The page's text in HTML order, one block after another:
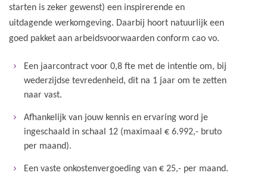
starten is zeker gewenst) een inspirerende en
uitdagende werkomgeving. Daarbij hoort natuurlijk een
goed pakket aan arbeidsvoorwaarden conform cao vo.
Een jaarcontract voor 0,8 fte met de intentie om, bij
wederzijdse tevredenheid, dit na 1 jaar om te zetten
naar vast.
Afhankelijk van jouw kennis en ervaring word je
ingeschaald in schaal 12 (maximaal € 6.992,- bruto
per maand).
Een vaste onkostenvergoeding van € 25,- per maand.